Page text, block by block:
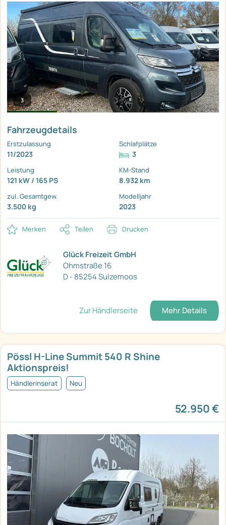
3
Fahrzeugdetails
Erstzulassung
11/2023
Schlafplätze
3
Leistung
121 kW / 165 PS
KM-Stand
8.932 km
zul. Gesamtgew.
3.500 kg
Modelljahr
2023
Merken Teilen Drucken
Glück Freizeit GmbH
Ohmstraße 16
D - 85254 Sulzemoos
Zur Händlerseite Mehr Details
Pössl H-Line Summit 540 R Shine
Aktionspreis!
Händlerinserat Neu
52.950 €